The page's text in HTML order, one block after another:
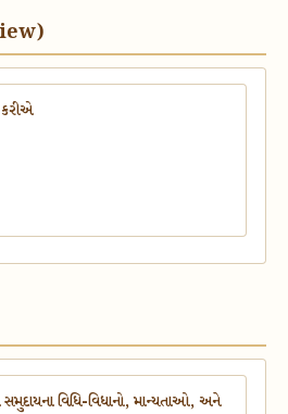
સમુદાયના વિધિ-વિધાનો, માન્યતાઓ, અને